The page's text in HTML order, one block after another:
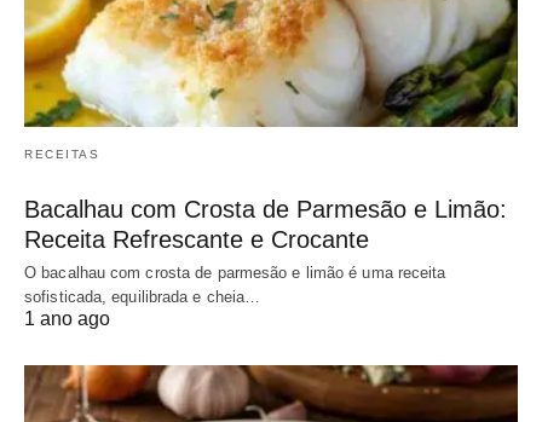
RECEITAS
Bacalhau com Crosta de Parmesão e Limão:
Receita Refrescante e Crocante
O bacalhau com crosta de parmesão e limão é uma receita
sofisticada, equilibrada e cheia…
1 ano ago